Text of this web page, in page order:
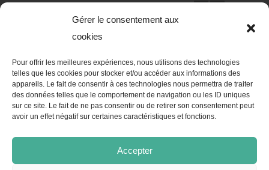
Gérer le consentement aux
cookies
Pour offrir les meilleures expériences, nous utilisons des technologies
telles que les cookies pour stocker et/ou accéder aux informations des
appareils. Le fait de consentir à ces technologies nous permettra de traiter
des données telles que le comportement de navigation ou les ID uniques
sur ce site. Le fait de ne pas consentir ou de retirer son consentement peut
avoir un effet négatif sur certaines caractéristiques et fonctions.
Accepter